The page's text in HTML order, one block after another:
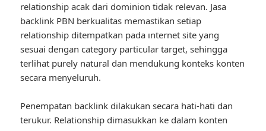
relationship acak dari dominion tidak relevan. Jasa
backlink PBN berkualitas memastikan setiap
relationship ditempatkan pada ınternet site yang
sesuai dengan category particular target, sehingga
terlihat purely natural dan mendukung konteks konten
secara menyeluruh.
Penempatan backlink dilakukan secara hati-hati dan
terukur. Relationship dimasukkan ke dalam konten